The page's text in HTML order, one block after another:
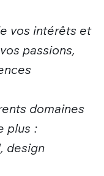
vos intérêts et
passions,
domaines
plus :
design